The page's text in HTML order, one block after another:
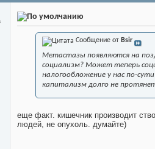
Сообщение от Bsir
Метастазы появляются на
социализм? Может теперь
налогообложение у нас по-
капитализм долго не
еще факт. кишечник производит
людей, не опухоль. думайте)